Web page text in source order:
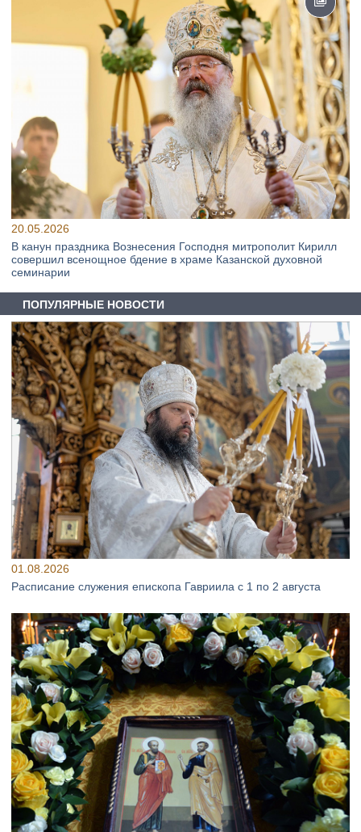
20.05.2026
В канун праздника Вознесения Господня митрополит Кирилл
совершил всенощное бдение в храме Казанской духовной
семинарии
ПОПУЛЯРНЫЕ НОВОСТИ
01.08.2026
Расписание служения епископа Гавриила с 1 по 2 августа